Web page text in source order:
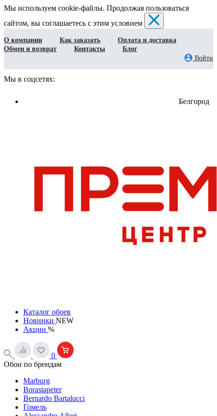
Мы используем cookie-файлы. Продолжая пользоваться
сайтом, вы соглашаетесь с этим условием
О компании Как заказать
Оплата и доставка
Обмен и возврат
Контакты
Блог
Войти
Мы в соцсетях:
Белгород
Каталог обоев
Новинки NEW
Акции %
0
Обои по брендам
Marburg
Borastapeter
Bernardo Bartalucci
Гомель